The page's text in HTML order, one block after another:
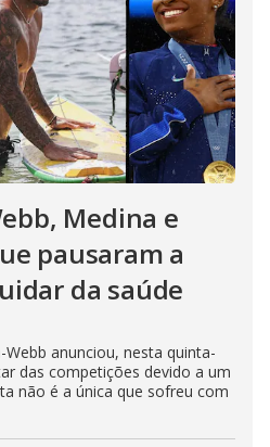
Medina e
pausaram a
da saúde
anunciou, nesta quinta-
das competições devido a um
não é a única que sofreu com